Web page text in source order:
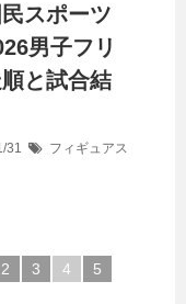
スポーツ
男子フリ
と試合結
31
フィギュアス
2 3 4
5